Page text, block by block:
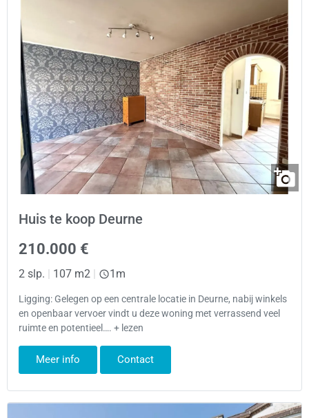
Huis te koop Deurne
210.000 €
2 slp. | 107 m2 | 1m
Ligging: Gelegen op een centrale locatie in Deurne, nabij winkels
en openbaar vervoer vindt u deze woning met verrassend veel
ruimte en potentieel…. + lezen
Meer info Contact